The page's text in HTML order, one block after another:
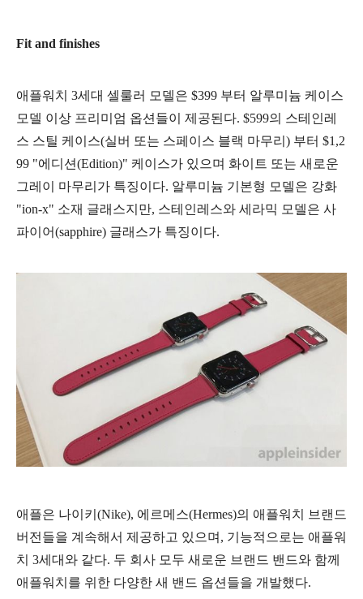
Fit and finishes
애플워치 3세대 셀룰러 모델은 $399 부터 알루미늄 케이스
모델 이상 프리미엄 옵션들이 제공된다. $599의 스테인레
스 스틸 케이스(실버 또는 스페이스 블랙 마무리) 부터 $1,2
99 "에디션(Edition)" 케이스가 있으며 화이트 또는 새로운
그레이 마무리가 특징이다. 알루미늄 기본형 모델은 강화
"ion-x" 소재 글래스지만, 스테인레스와 세라믹 모델은 사
파이어(sapphire) 글래스가 특징이다.
애플은 나이키(Nike), 에르메스(Hermes)의 애플워치 브랜드
버전들을 계속해서 제공하고 있으며, 기능적으로는 애플워
치 3세대와 같다. 두 회사 모두 새로운 브랜드 밴드와 함께
애플워치를 위한 다양한 새 밴드 옵션들을 개발했다.